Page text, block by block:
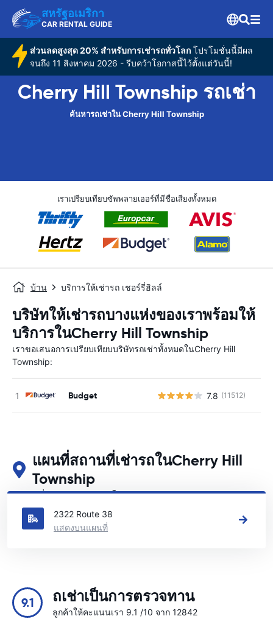
สหรัฐอเมริกา
CAR RENTAL GUIDE
ส่วนลดสูงสุด 20% สำหรับการเช่ารถทั่วโลกโปรโมชั่นนี้มีผล
จนถึง 11 สิงหาคม 2026 - รีบคว้าโอกาสนี้ไว้ตั้งแต่วันนี้!
Cherry Hill Township รถเช่า
ค้นหารถเช่าใน Cherry Hill Township
เราเปรียบเทียบซัพพลายเออร์ที่มีชื่อเสียงทั้งหมด
บ้าน บริการให้เช่ารถ เชอร์รี่ฮิลล์
บริษัทให้เช่ารถบางแห่งของเราพร้อมให้
บริการในCherry Hill Township
เราขอเสนอการเปรียบเทียบบริษัทรถเช่าทั้งหมดในCherry Hill
Township:
Budget 7.8 (11512)
แผนที่สถานที่เช่ารถในCherry Hill
Township
ดูสถานที่เช่ารถหลักของเราในCherry Hill Township
2322 Route 38
แสดงบนแผนที่
9.1 ถเช่าเป็นการตรวจทาน
ลูกค้าให้คะแนนเรา 9.1 /10 จาก 12842